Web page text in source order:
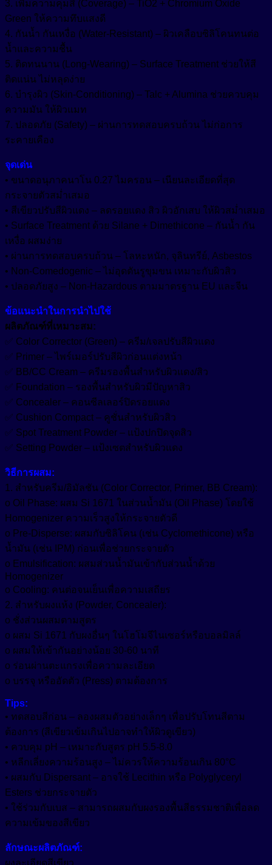
3. เพิ่มความคุมสี (Coverage) – TiO2 + Chromium Oxide
Green ให้ความทึบแสงดี
4. กันน้ำ กันเหงื่อ (Water-Resistant) – ผิวเคลือบซิลิโคนทนต่อ
น้ำและความชื้น
5. ติดทนนาน (Long-Wearing) – Surface Treatment ช่วยให้สี
ติดแน่น ไม่หลุดง่าย
6. บำรุงผิว (Skin-Conditioning) – Talc + Alumina ช่วยควบคุม
ความมัน ให้ผิวแมท
7. ปลอดภัย (Safety) – ผ่านการทดสอบครบถ้วน ไม่ก่อการ
ระคายเคือง
จุดเด่น
• ขนาดอนุภาคนาโน 0.27 ไมครอน – เนียนละเอียดที่สุด
กระจายตัวสม่ำเสมอ
• สีเขียวปรับสีผิวแดง – ลดรอยแดง สิว ผิวอักเสบ ให้ผิวสม่ำเสมอ
• Surface Treatment ด้วย Silane + Dimethicone – กันน้ำ กัน
เหงื่อ ผสมง่าย
• ผ่านการทดสอบครบถ้วน – โลหะหนัก, จุลินทรีย์, Asbestos
• Non-Comedogenic – ไม่อุดตันรูขุมขน เหมาะกับผิวสิว
• ปลอดภัยสูง – Non-Hazardous ตามมาตรฐาน EU และจีน
ข้อแนะนำในการนำไปใช้
ผลิตภัณฑ์ที่เหมาะสม:
✅ Color Corrector (Green) – ครีม/เจลปรับสีผิวแดง
✅ Primer – ไพร์เมอร์ปรับสีผิวก่อนแต่งหน้า
✅ BB/CC Cream – ครีมรองพื้นสำหรับผิวแดง/สิว
✅ Foundation – รองพื้นสำหรับผิวมีปัญหาสิว
✅ Concealer – คอนซีลเลอร์ปิดรอยแดง
✅ Cushion Compact – คูชั่นสำหรับผิวสิว
✅ Spot Treatment Powder – แป้งปกปิดจุดสิว
✅ Setting Powder – แป้งเซตสำหรับผิวแดง
วิธีการผสม:
1. สำหรับครีม/อิมัลชัน (Color Corrector, Primer, BB Cream):
o Oil Phase: ผสม Si 1671 ในส่วนน้ำมัน (Oil Phase) โดยใช้
Homogenizer ความเร็วสูงให้กระจายตัวดี
o Pre-Disperse: ผสมกับซิลิโคน (เช่น Cyclomethicone) หรือ
น้ำมัน (เช่น IPM) ก่อนเพื่อช่วยกระจายตัว
o Emulsification: ผสมส่วนน้ำมันเข้ากับส่วนน้ำด้วย
Homogenizer
o Cooling: คนต่อจนเย็นเพื่อความเสถียร
2. สำหรับผงแห้ง (Powder, Concealer):
o ชั่งส่วนผสมตามสูตร
o ผสม Si 1671 กับผงอื่นๆ ในโฮโมจีไนเซอร์หรือบอลมิลล์
o ผสมให้เข้ากันอย่างน้อย 30-60 นาที
o ร่อนผ่านตะแกรงเพื่อความละเอียด
o บรรจุ หรืออัดตัว (Press) ตามต้องการ
Tips:
• ทดสอบสีก่อน – ลองผสมตัวอย่างเล็กๆ เพื่อปรับโทนสีตาม
ต้องการ (สีเขียวเข้มเกินไปอาจทำให้ผิวดูเขียว)
• ควบคุม pH – เหมาะกับสูตร pH 5.5-8.0
• หลีกเลี่ยงความร้อนสูง – ไม่ควรให้ความร้อนเกิน 80°C
• ผสมกับ Dispersant – อาจใช้ Lecithin หรือ Polyglyceryl
Esters ช่วยกระจายตัว
• ใช้ร่วมกับเบส – สามารถผสมกับผงรองพื้นสีธรรมชาติเพื่อลด
ความเข้มของสีเขียว
ลักษณะผลิตภัณฑ์:
ผงละเอียดสีเขียว